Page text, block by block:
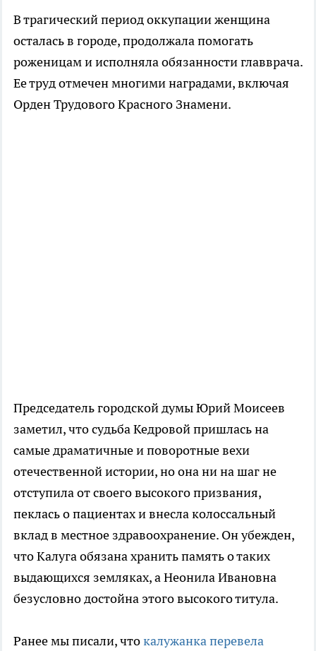
В трагический период оккупации женщина
осталась в городе, продолжала помогать
роженицам и исполняла обязанности главврача.
Ее труд отмечен многими наградами, включая
Орден Трудового Красного Знамени.
Председатель городской думы Юрий Моисеев
заметил, что судьба Кедровой пришлась на
самые драматичные и поворотные вехи
отечественной истории, но она ни на шаг не
отступила от своего высокого призвания,
пеклась о пациентах и внесла колоссальный
вклад в местное здравоохранение. Он убежден,
что Калуга обязана хранить память о таких
выдающихся земляках, а Неонила Ивановна
безусловно достойна этого высокого титула.
Ранее мы писали, чтокалужанка перевела